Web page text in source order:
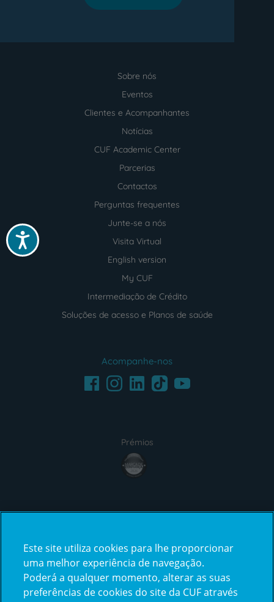
Acessibilidade
Sobre nós
Eventos
Clientes e Acompanhantes
Notícias
CUF Academic Center
Parcerias
Contactos
Perguntas frequentes
Junte-se a nós
Visita Virtual
English version
My CUF
Intermediação de Crédito
Soluções de acesso e Planos de saúde
Acompanhe-nos
FacebookInstagramLinkedInTikTokYoutube
Prémios
award4
certification2certification3
Este site utiliza cookies para lhe proporcionar
uma melhor experiência de navegação.
Poderá a qualquer momento, alterar as suas
preferências de cookies do site da CUF através